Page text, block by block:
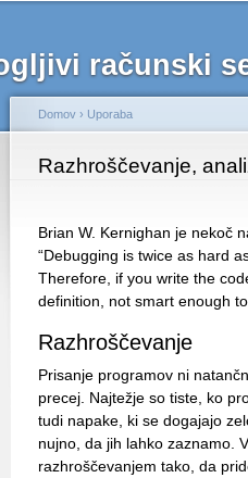
računski
Nahajate se tukaj
Domov › Uporaba
Razhroščevanje,
Brian W. Kernighan je nekoč
“Debugging is twice as hard
Therefore, if you write the
definition, not smart enough
Razhroščevanje
Prisanje programov ni
precej. Najtežje so tiste, ko
tudi napake, ki se dogajajo
nujno, da jih lahko zaznamo.
razhroščevanjem tako, da